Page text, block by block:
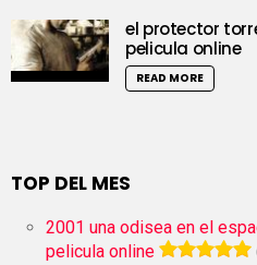
el protector
pelicula online
READ MORE
TOP DEL MES
2001 una odisea en el
pelicula online